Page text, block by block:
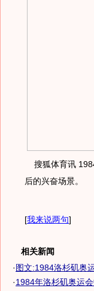
搜狐体育讯
后的兴奋场景。
[我来说两句]
相关新闻
·图文:1984洛杉矶奥
·1984年洛杉矶奥运